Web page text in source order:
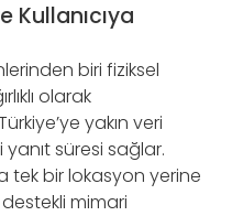
Kullanıcıya
biri fiziksel
olarak
yakın veri
süresi sağlar.
tek bir lokasyon yerine
mimari